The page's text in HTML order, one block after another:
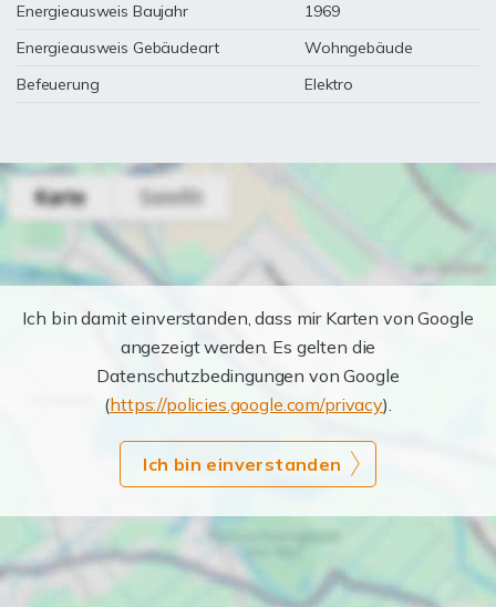
Energieausweis Baujahr
1969
Energieausweis Gebäudeart
Wohngebäude
Befeuerung
Elektro
Ich bin damit einverstanden, dass mir Karten von Google
angezeigt werden. Es gelten die
Datenschutzbedingungen von Google
(https://policies.google.com/privacy).
Ich bin einverstanden